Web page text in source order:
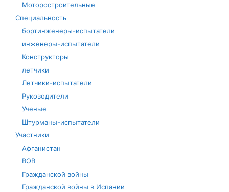
Моторостроительные
Специальность
бортинженеры-испытатели
инженеры-испытатели
Конструкторы
летчики
Летчики-испытатели
Руководители
Ученые
Штурманы-испытатели
Участники
Афганистан
ВОВ
Гражданской войны
Гражданской войны в Испании